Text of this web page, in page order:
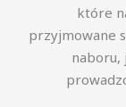
które
przyjmowane
naboru,